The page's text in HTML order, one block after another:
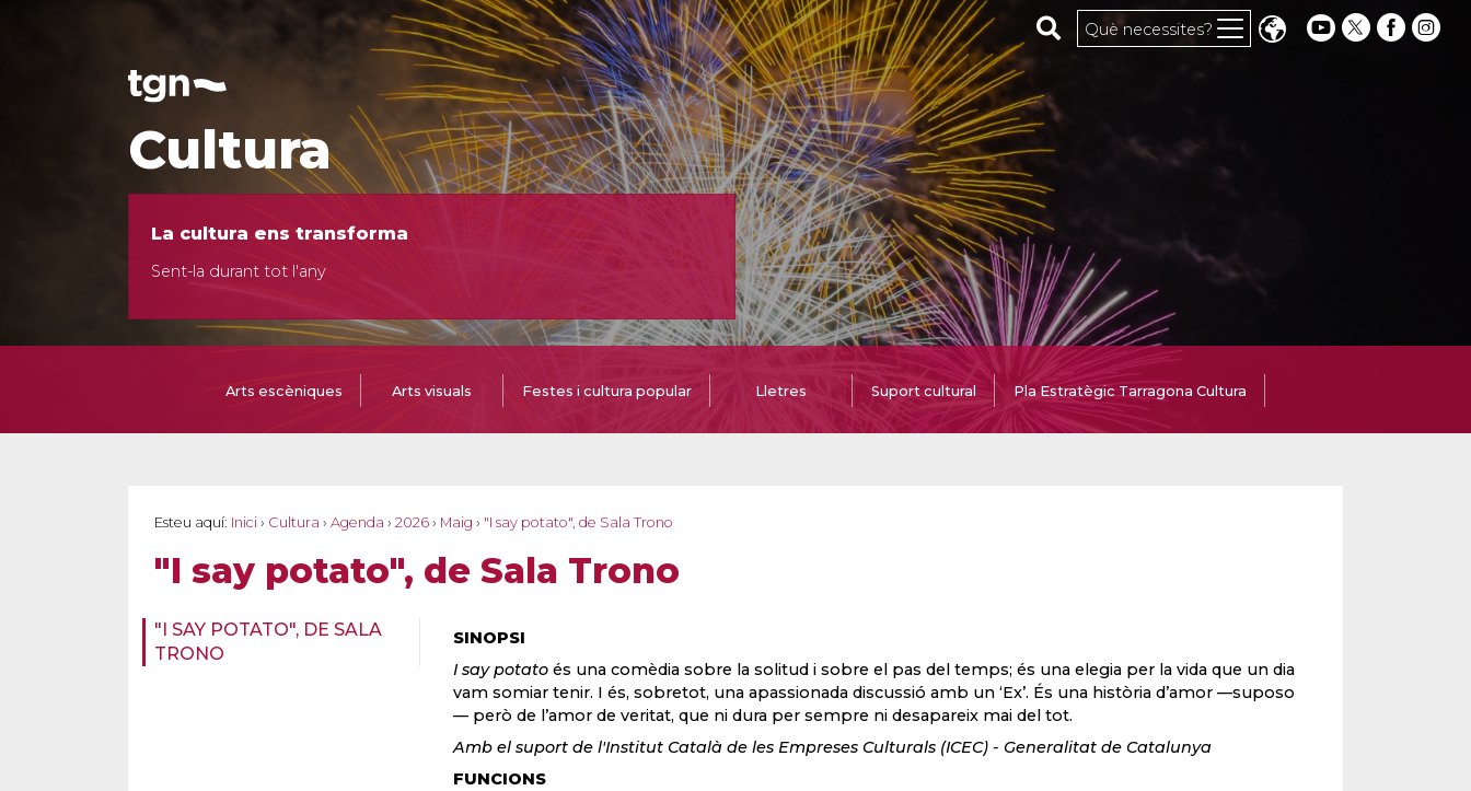
Cerca al web
Què necessites?
Cultura
La cultura ens transforma
Sent-la durant tot l'any
Arts escèniques Arts visuals Festes i cultura popular Lletres Suport cultural Pla Estratègic Tarragona Cultura
Esteu aquí: Inici › Cultura › Agenda › 2026 › Maig › "I say potato", de Sala Trono
"I say potato", de Sala Trono
"I SAY POTATO", DE SALA
TRONO
SINOPSI
I say potato és una comèdia sobre la solitud i sobre el pas del temps; és una elegia per la vida que un dia
vam somiar tenir. I és, sobretot, una apassionada discussió amb un ‘Ex’. És una història d’amor —suposo
— però de l’amor de veritat, que ni dura per sempre ni desapareix mai del tot.
Amb el suport de l'Institut Català de les Empreses Culturals (ICEC) - Generalitat de Catalunya
FUNCIONS